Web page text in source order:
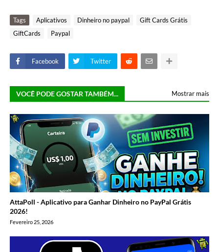
Tags Aplicativos Dinheiro no paypal
Gift Cards Grátis
GiftCards
Paypal
Facebook Twitter
VOCÊ PODE GOSTAR TAMBÉM... Mostrar mais
AttaPoll - Aplicativo para Ganhar Dinheiro no PayPal Grátis
2026!
Fevereiro 25, 2026